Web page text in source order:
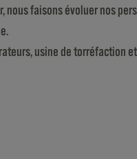
nous faisons évoluer nos
usine de